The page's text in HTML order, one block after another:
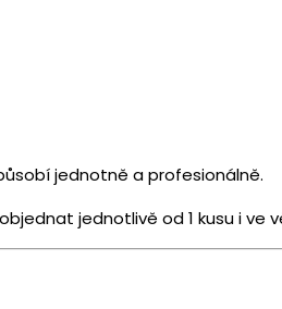
jednotně a profesionálně.
jednotlivě od 1 kusu i